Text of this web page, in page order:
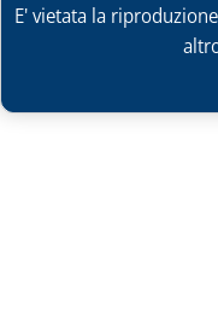
E' vietata la